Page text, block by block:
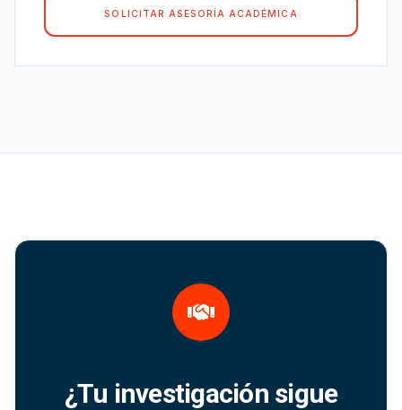
SOLICITAR ASESORÍA ACADÉMICA
¿Tu investigación sigue